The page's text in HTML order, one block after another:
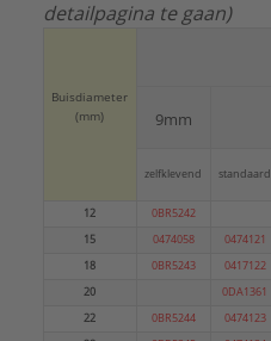
Warmtegeleidingscoëfficiënt:
detailpagina te gaan)
Buisdiameter
(mm)
9mm
zelfklevend standaard
12
0BR5242
15
0474058 0474121
18
0BR5243 0417122
20
0DA1361
22
0BR5244 0474123